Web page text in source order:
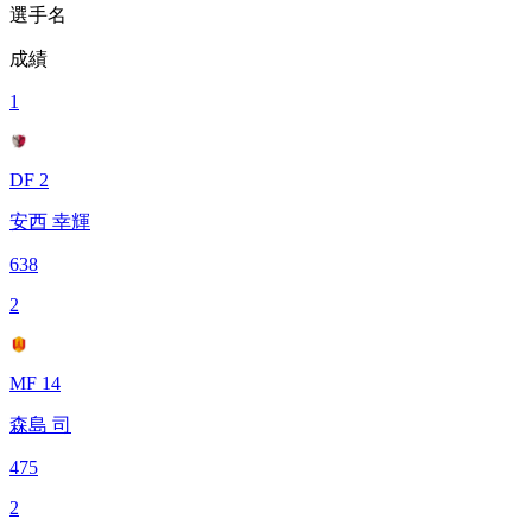
選手名
成績
1
DF 2
安西 幸輝
638
2
MF 14
森島 司
475
2